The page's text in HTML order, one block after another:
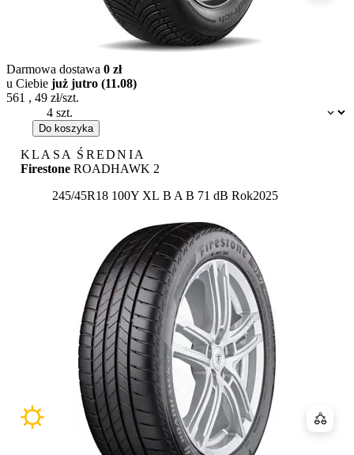
Dostępność:
Darmowa dostawa 0 zł
u Ciebie już jutro (11.08)
561 , 49 zł/szt.
Do koszyka
KLASA ŚREDNIA
Firestone ROADHAWK 2
245/45R18 100Y XL Etykieta:
B A B 71 dB Rok2025